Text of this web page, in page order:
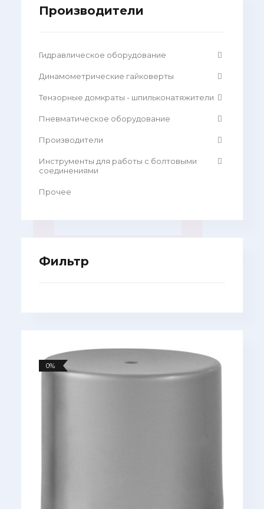
Производители
Гидравлическое оборудование
Динамометрические гайковерты
Тензорные домкраты - шпильконатяжители
Пневматическое оборудование
Производители
Инструменты для работы с болтовыми
соединениями
Прочее
Фильтр
0%